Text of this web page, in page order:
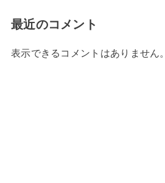
最近のコメント
表示できるコメントはありません。